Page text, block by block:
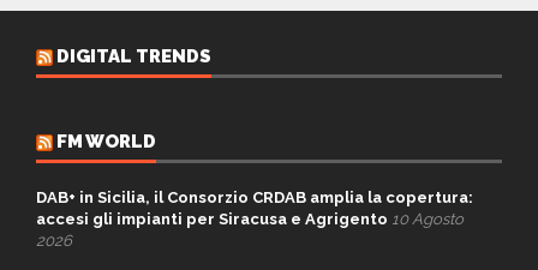
DIGITAL TRENDS
FM WORLD
DAB+ in Sicilia, il Consorzio CRDAB amplia la copertura:
accesi gli impianti per Siracusa e Agrigento 10 Agosto
2026